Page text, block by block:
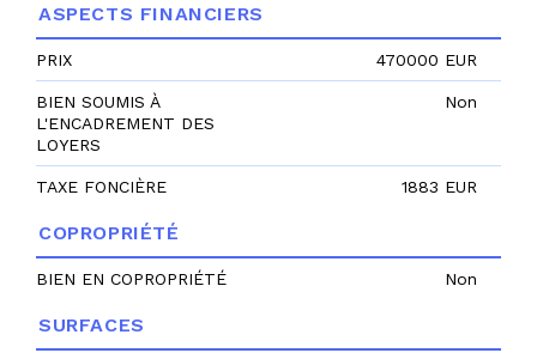
ASPECTS FINANCIERS
PRIX 470000 EUR
BIEN SOUMIS À
L'ENCADREMENT DES
LOYERS
Non
TAXE FONCIÈRE 1883 EUR
COPROPRIÉTÉ
BIEN EN COPROPRIÉTÉ Non
SURFACES